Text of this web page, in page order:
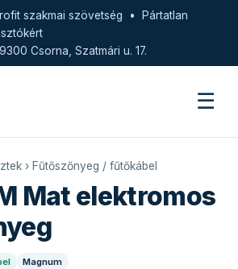
szakmai szövetség • Pártatlan
Csorna, Szatmári u. 17.
☰
› Fűtőszőnyeg / fűtőkábel
Mat elektromos
Magnum